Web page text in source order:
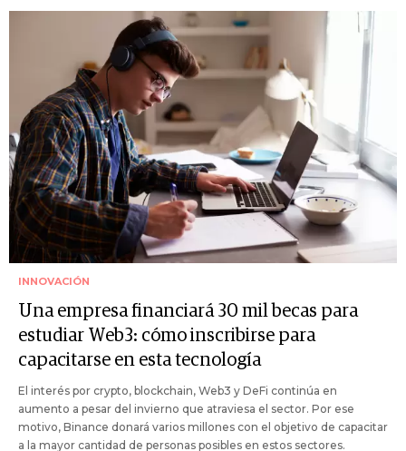
INNOVACIÓN
Una empresa financiará 30 mil becas para
estudiar Web3: cómo inscribirse para
capacitarse en esta tecnología
El interés por crypto, blockchain, Web3 y DeFi continúa en
aumento a pesar del invierno que atraviesa el sector. Por ese
motivo, Binance donará varios millones con el objetivo de capacitar
a la mayor cantidad de personas posibles en estos sectores.